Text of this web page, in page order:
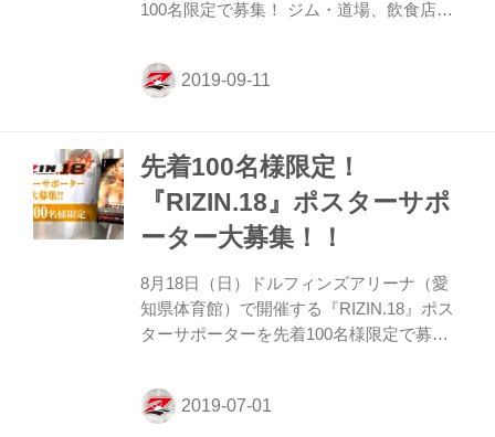
100名限定で募集！ ジム・道場、飲食店や
掲示にご協力いただける方は、下記の注意
事項をご確認いただき、ご同意の上、入力
て頂きます。抽選で100名様にポスターを
発送させて頂きます。 注意事項 ・個人の
方はお申込みいただけません。予めご了承
ください。 ・離島にお住いの方で、着払い
来ません。 ・ポスターサイズはB2とB3サ
イズ 各1枚ずつの合計...
先着100名様限定！
『RIZIN.18』ポスターサポ
ーター大募集！！
8月18日（日）ドルフィンズアリーナ（愛
知県体育館）で開催する『RIZIN.18』ポス
ターサポーターを先着100名様限定で募集
舗・企業で『RIZIN.18』のポスター掲示に
ご協力いただける方は、下記の注意事項を